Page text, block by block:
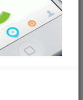
ما را در شبکه‌های